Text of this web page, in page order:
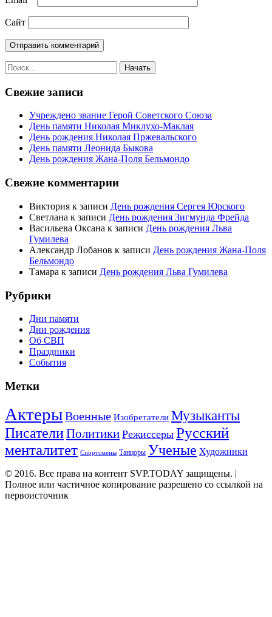
Сайт
Свежие записи
Учреждено звание Герой Советского Союза
День памяти Николая Миклухо-Маклая
День рождения Николая Пржевальского
День памяти Леонида Быкова
День рождения Жана-Поля Бельмондо
Свежие комментарии
Виктория к записи День рождения Сергея Юрского
Светлана к записи День рождения Зигмунда Фрейда
Васильева Оксана к записи День рождения Льва
Гумилева
Александр Лобанов к записи День рождения Жана-Поля
Бельмондо
Тамара к записи День рождения Льва Гумилева
Рубрики
Дни памяти
Дни рождения
Об СВП
Праздники
События
Метки
АктерыВоенные Изобретатели Музыканты
ПисателиПолитики Режиссеры Русский
менталитет Спортсмены Танцоры Ученые Художники
© 2016. Все права на контент SVP.TODAY защищены. |
Полное или частичное копирование разрешено со ссылкой на
первоисточник